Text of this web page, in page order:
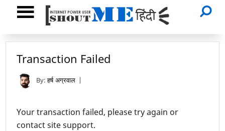
Transaction Failed
By: हर्ष अग्रवाल
Your transaction failed, please try again or
contact site support.